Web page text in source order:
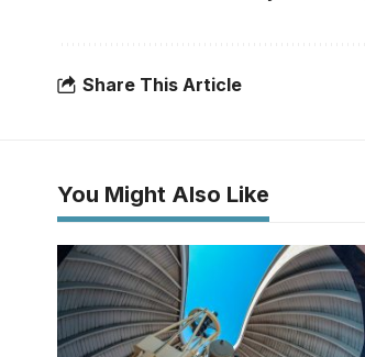
Share This Article
You Might Also Like